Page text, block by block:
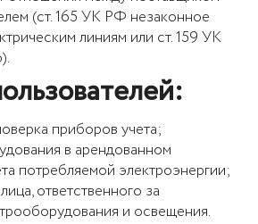
(ст. 165 УК РФ незаконное
линиям или ст. 159 УК
приборов учета;
в арендованном
потребляемой электроэнергии;
ответственного за
и освещения.